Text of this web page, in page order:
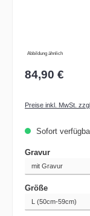
Abbildung ähnlich
84,90 €
Preise inkl. MwSt.
Sofort
Gravurauswählen
Größeauswählen